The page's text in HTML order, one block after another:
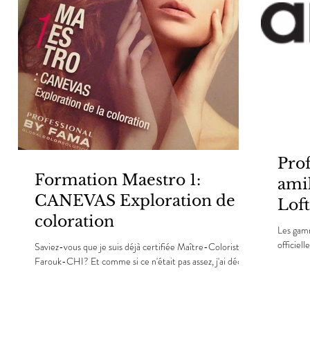
Formation Maestro 1:
CANEVAS Exploration de la
coloration
Saviez-vous que je suis déjà certifiée Maître-Coloriste
Farouk-CHI? Et comme si ce n'était pas assez, j'ai décidé
Les